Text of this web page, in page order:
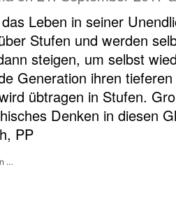
Leben in seiner
Stufen und werden
steigen, um selbst
Generation ihren
übtragen in Stufen.
Denken in diesen
PP
…